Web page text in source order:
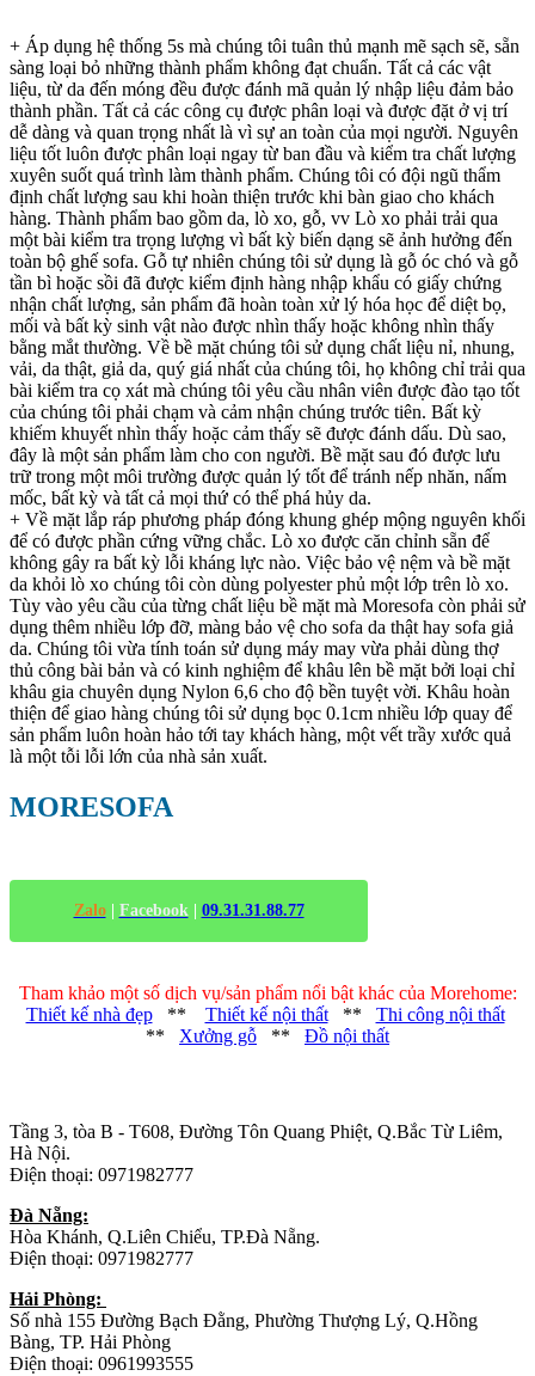
+ Áp dụng hệ thống 5s mà chúng tôi tuân thủ mạnh mẽ sạch sẽ, sẵn
sàng loại bỏ những thành phẩm không đạt chuẩn. Tất cả các vật
liệu, từ da đến móng đều được đánh mã quản lý nhập liệu đảm bảo
thành phần. Tất cả các công cụ được phân loại và được đặt ở vị trí
dễ dàng và quan trọng nhất là vì sự an toàn của mọi người. Nguyên
liệu tốt luôn được phân loại ngay từ ban đầu và kiểm tra chất lượng
xuyên suốt quá trình làm thành phẩm. Chúng tôi có đội ngũ thẩm
định chất lượng sau khi hoàn thiện trước khi bàn giao cho khách
hàng. Thành phẩm bao gồm da, lò xo, gỗ, vv Lò xo phải trải qua
một bài kiểm tra trọng lượng vì bất kỳ biến dạng sẽ ảnh hưởng đến
toàn bộ ghế sofa. Gỗ tự nhiên chúng tôi sử dụng là gỗ óc chó và gỗ
tần bì hoặc sồi đã được kiểm định hàng nhập khẩu có giấy chứng
nhận chất lượng, sản phẩm đã hoàn toàn xử lý hóa học để diệt bọ,
mối và bất kỳ sinh vật nào được nhìn thấy hoặc không nhìn thấy
bằng mắt thường. Về bề mặt chúng tôi sử dụng chất liệu nỉ, nhung,
vải, da thật, giả da, quý giá nhất của chúng tôi, họ không chỉ trải qua
bài kiểm tra cọ xát mà chúng tôi yêu cầu nhân viên được đào tạo tốt
của chúng tôi phải chạm và cảm nhận chúng trước tiên. Bất kỳ
khiếm khuyết nhìn thấy hoặc cảm thấy sẽ được đánh dấu. Dù sao,
đây là một sản phẩm làm cho con người. Bề mặt sau đó được lưu
trữ trong một môi trường được quản lý tốt để tránh nếp nhăn, nấm
mốc, bất kỳ và tất cả mọi thứ có thể phá hủy da.
+ Về mặt lắp ráp phương pháp đóng khung ghép mộng nguyên khối
để có được phần cứng vững chắc. Lò xo được căn chỉnh sẵn để
không gây ra bất kỳ lỗi kháng lực nào. Việc bảo vệ nệm và bề mặt
da khỏi lò xo chúng tôi còn dùng polyester phủ một lớp trên lò xo.
Tùy vào yêu cầu của từng chất liệu bề mặt mà Moresofa còn phải sử
dụng thêm nhiều lớp đỡ, màng bảo vệ cho sofa da thật hay sofa giả
da. Chúng tôi vừa tính toán sử dụng máy may vừa phải dùng thợ
thủ công bài bản và có kinh nghiệm để khâu lên bề mặt bởi loại chỉ
khâu gia chuyên dụng Nylon 6,6 cho độ bền tuyệt vời. Khâu hoàn
thiện để giao hàng chúng tôi sử dụng bọc 0.1cm nhiều lớp quay để
sản phẩm luôn hoàn hảo tới tay khách hàng, một vết trầy xước quả
là một tỗi lỗi lớn của nhà sản xuất.
MORESOFA-
Zalo| Facebook| 09.31.31.88.77
Tham khảo một số dịch vụ/sản phẩm nổi bật khác của Morehome:
Thiết kế nhà đẹp** Thiết kế nội thất** Thi công nội thất
** Xưởng gỗ ** Đồ nội thất
Tầng 3, tòa B - T608, Đường Tôn Quang Phiệt, Q.Bắc Từ Liêm,
Hà Nội.
Điện thoại: 0971982777
Đà Nẵng:
Hòa Khánh, Q.Liên Chiểu, TP.Đà Nẵng.
Điện thoại: 0971982777
Hải Phòng:
Số nhà 155 Đường Bạch Đằng, Phường Thượng Lý, Q.Hồng
Bàng, TP. Hải Phòng
Điện thoại: 0961993555